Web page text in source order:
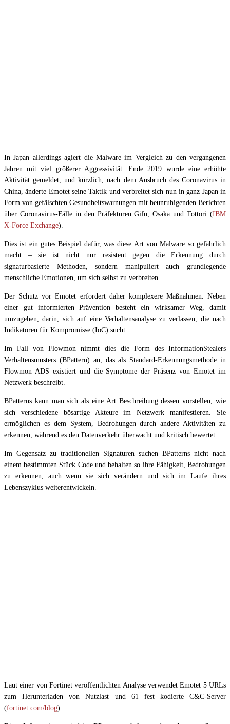
In Japan allerdings agiert die Malware im Vergleich zu den vergangenen
Jahren mit viel größerer Aggressivität. Ende 2019 wurde eine erhöhte
Aktivität gemeldet, und kürzlich, nach dem Ausbruch des Coronavirus in
China, änderte Emotet seine Taktik und verbreitet sich nun in ganz Japan in
Form von gefälschten Gesundheitswarnungen mit beunruhigenden Berichten
über Coronavirus-Fälle in den Präfekturen Gifu, Osaka und Tottori (IBM
X-Force Exchange).
Dies ist ein gutes Beispiel dafür, was diese Art von Malware so gefährlich
macht – sie ist nicht nur resistent gegen die Erkennung durch
signaturbasierte Methoden, sondern manipuliert auch grundlegende
menschliche Emotionen, um sich selbst zu verbreiten.
Der Schutz vor Emotet erfordert daher komplexere Maßnahmen. Neben
einer gut informierten Prävention besteht ein wirksamer Weg, damit
umzugehen, darin, sich auf eine Verhaltensanalyse zu verlassen, die nach
Indikatoren für Kompromisse (IoC) sucht.
Im Fall von Flowmon nimmt dies die Form des InformationStealers
Verhaltensmusters (BPattern) an, das als Standard-Erkennungsmethode in
Flowmon ADS existiert und die Symptome der Präsenz von Emotet im
Netzwerk beschreibt.
BPatterns kann man sich als eine Art Beschreibung dessen vorstellen, wie
sich verschiedene bösartige Akteure im Netzwerk manifestieren. Sie
ermöglichen es dem System, Bedrohungen durch andere Aktivitäten zu
erkennen, während es den Datenverkehr überwacht und kritisch bewertet.
Im Gegensatz zu traditionellen Signaturen suchen BPatterns nicht nach
einem bestimmten Stück Code und behalten so ihre Fähigkeit, Bedrohungen
zu erkennen, auch wenn sie sich verändern und sich im Laufe ihres
Lebenszyklus weiterentwickeln.
Laut einer von Fortinet veröffentlichten Analyse verwendet Emotet 5 URLs
zum Herunterladen von Nutzlast und 61 fest kodierte C&C-Server
(fortinet.com/blog).